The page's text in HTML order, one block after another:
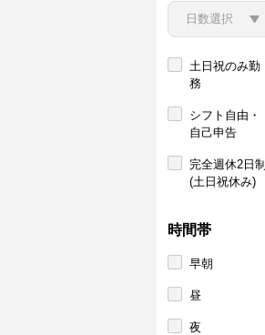
土日祝のみ勤
務
シフト自由・
自己申告
完全週休2日制
(土日祝休み)
時間帯
早朝
昼
夜